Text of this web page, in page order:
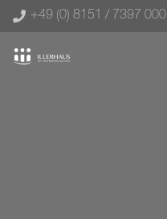
+49 (0) 8151 / 7397 000